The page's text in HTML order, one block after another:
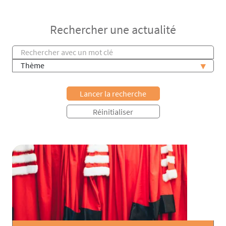
Rechercher une actualité